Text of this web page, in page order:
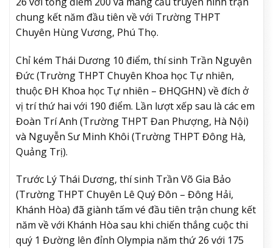
chung kết năm đầu tiên về với Trường THPT
Chuyên Hùng Vương, Phú Thọ.
Chỉ kém Thái Dương 10 điểm, thí sinh Trần Nguyên
Đức (Trường THPT Chuyên Khoa học Tự nhiên,
thuộc ĐH Khoa học Tự nhiên – ĐHQGHN) về đích ở
vị trí thứ hai với 190 điểm. Lần lượt xếp sau là các em
Đoàn Trí Anh (Trường THPT Đan Phượng, Hà Nội)
và Nguyễn Sư Minh Khôi (Trường THPT Đông Hà,
Quảng Trị).
Trước Lý Thái Dương, thí sinh Trần Võ Gia Bảo
(Trường THPT Chuyên Lê Quý Đôn – Đông Hải,
Khánh Hòa) đã giành tấm vé đầu tiên trận chung kết
năm về với Khánh Hòa sau khi chiến thắng cuộc thi
quý 1 Đường lên đỉnh Olympia năm thứ 26 với 175